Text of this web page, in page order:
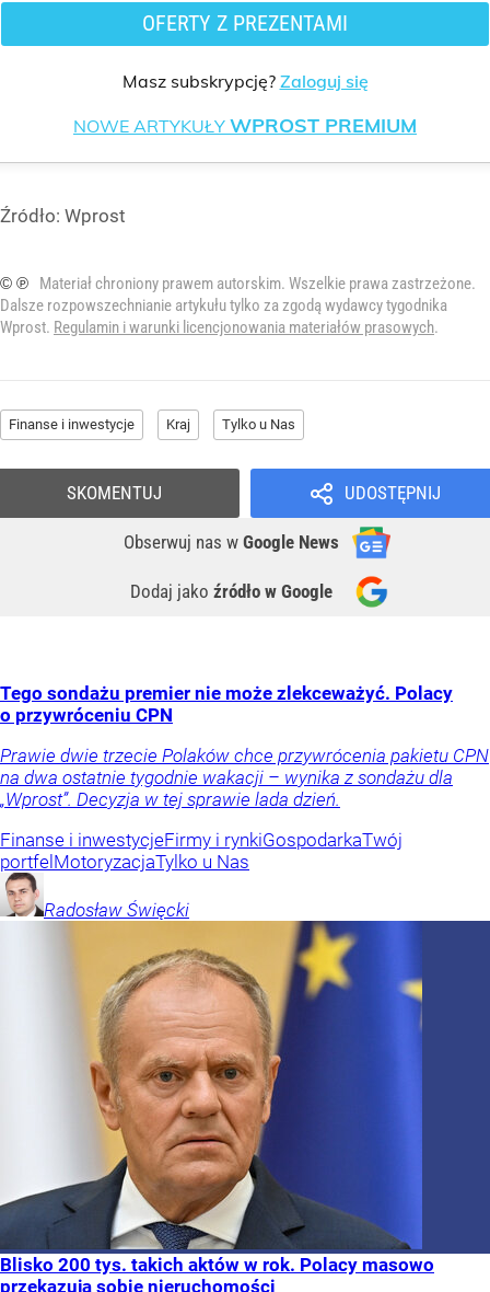
OFERTY Z PREZENTAMI
Masz subskrypcję? Zaloguj się
NOWE ARTYKUŁY WPROST PREMIUM
Źródło: Wprost
© ℗
Materiał chroniony prawem autorskim. Wszelkie prawa zastrzeżone.
Dalsze rozpowszechnianie artykułu tylko za zgodą wydawcy tygodnika
Wprost. Regulamin i warunki licencjonowania materiałów prasowych.
Finanse i inwestycje Kraj Tylko u Nas
UDOSTĘPNIJ
Obserwuj nas w Google News
Dodaj jako źródło w Google
SKOMENTUJ
Tego sondażu premier nie może zlekceważyć. Polacy
o przywróceniu CPN
Prawie dwie trzecie Polaków chce przywrócenia pakietu CPN
na dwa ostatnie tygodnie wakacji – wynika z sondażu dla
„Wprost”. Decyzja w tej sprawie lada dzień.
Finanse i inwestycjeFirmy i rynkiGospodarkaTwój
portfelMotoryzacjaTylko u Nas
Radosław Święcki
Blisko 200 tys. takich aktów w rok. Polacy masowo
przekazują sobie nieruchomości